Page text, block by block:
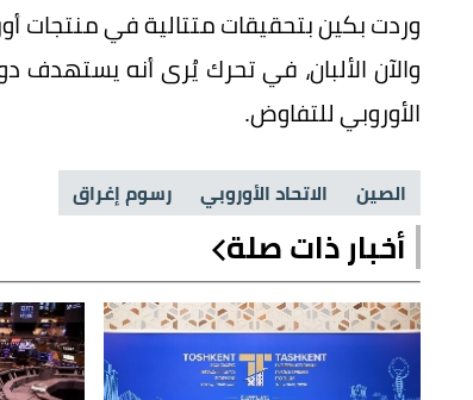
والآن الألبان، في تحرك يُرى أنه يستهدف
الأوروبي للتفاوض.
الصين الاتحاد الأوروبي رسوم إغراق
أخبار ذات صلة